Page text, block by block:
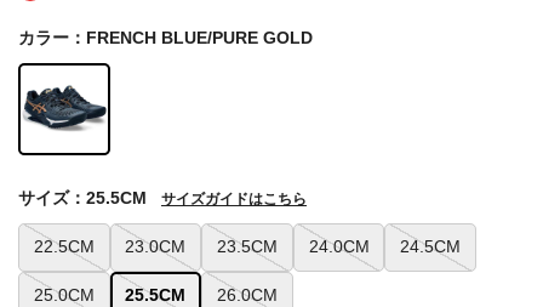
カラー：FRENCH BLUE/PURE GOLD
22.5CM 23.0CM 23.5CM 24.0CM 24.5CM
25.0CM 25.5CM 26.0CM
サイズ：25.5CM サイズガイドはこちら